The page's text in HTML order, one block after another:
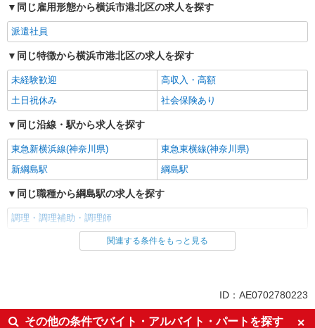
同じ雇用形態から横浜市港北区の求人を探す
派遣社員
同じ特徴から横浜市港北区の求人を探す
未経験歓迎
高収入・高額
土日祝休み
社会保険あり
同じ沿線・駅から求人を探す
東急新横浜線(神奈川県)
東急東横線(神奈川県)
新綱島駅
綱島駅
同じ職種から綱島駅の求人を探す
調理・調理補助・調理師
同じ雇用形態から綱島駅の求人を探す
未経験歓迎
高収入・高額
関連する条件をもっと見る
ID：AE0702780223
その他の条件でバイト・アルバイト・パートを探す